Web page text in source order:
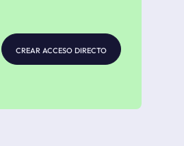
crear acceso directo